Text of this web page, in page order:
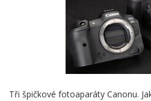
Tři špičkové fotoaparáty Canonu.